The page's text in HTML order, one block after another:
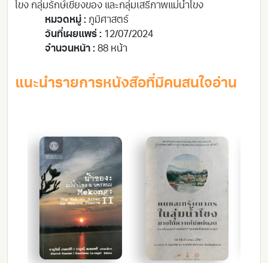
โขง กลุ่มรักษ์เชียงของ และกลุ่มเสรีภาพแม่น้ำโขง
หมวดหมู่ : ภูมิศาสตร์
วันที่เผยแพร่ : 12/07/2024
จำนวนหน้า : 88 หน้า
แนะนำรายการหนังสือที่มีคนสนใจอ่าน